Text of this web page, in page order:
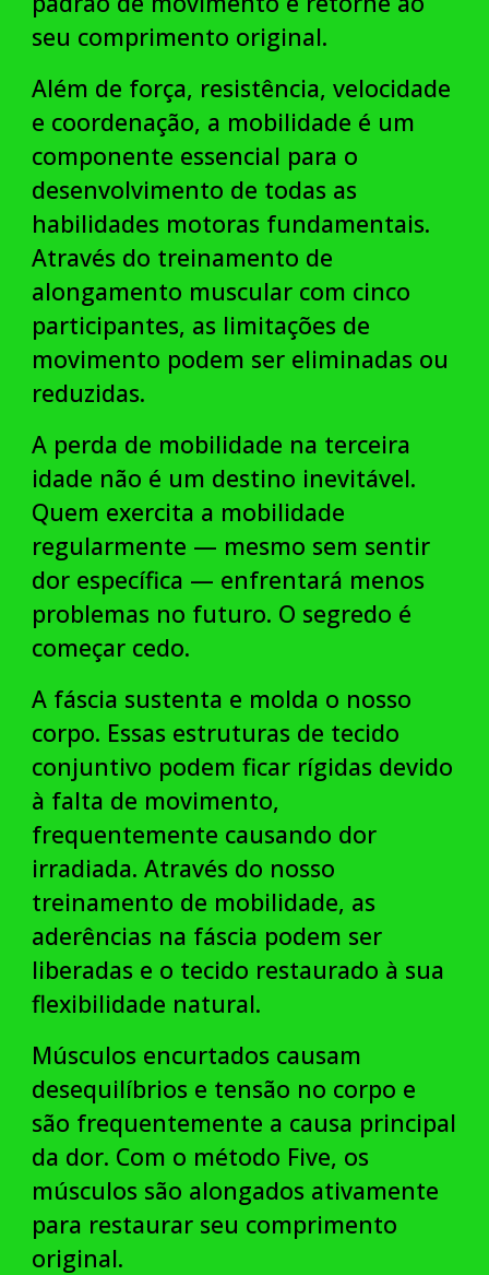
seu comprimento original.
Além de força, resistência, velocidade
e coordenação, a mobilidade é um
componente essencial para o
desenvolvimento de todas as
habilidades motoras fundamentais.
Através do treinamento de
alongamento muscular com cinco
participantes, as limitações de
movimento podem ser eliminadas ou
reduzidas.
A perda de mobilidade na terceira
idade não é um destino inevitável.
Quem exercita a mobilidade
regularmente — mesmo sem sentir
dor específica — enfrentará menos
problemas no futuro. O segredo é
começar cedo.
A fáscia sustenta e molda o nosso
corpo. Essas estruturas de tecido
conjuntivo podem ficar rígidas devido
à falta de movimento,
frequentemente causando dor
irradiada. Através do nosso
treinamento de mobilidade, as
aderências na fáscia podem ser
liberadas e o tecido restaurado à sua
flexibilidade natural.
Músculos encurtados causam
desequilíbrios e tensão no corpo e
são frequentemente a causa principal
da dor. Com o método Five, os
músculos são alongados ativamente
para restaurar seu comprimento
original.